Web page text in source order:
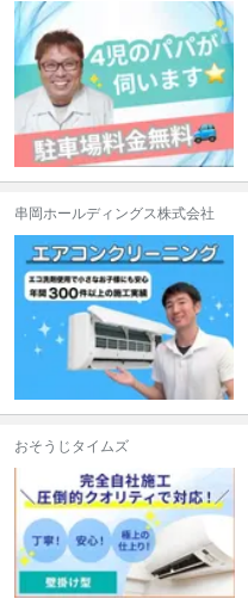
串岡ホールディングス株式会社
おそうじタイムズ